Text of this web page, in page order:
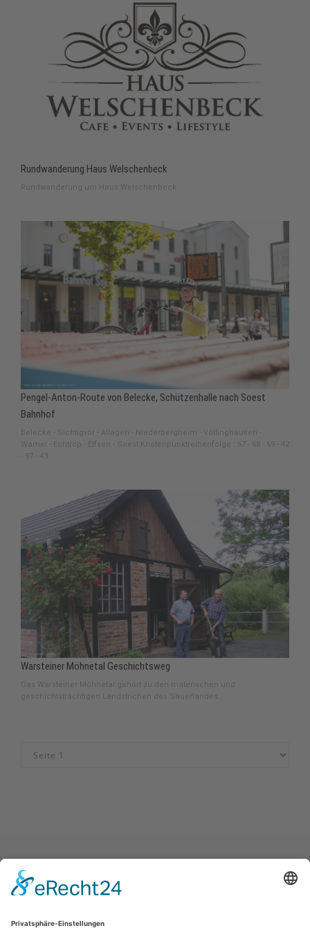
Rundwanderung Haus Welschenbeck
Rundwanderung um Haus Welschenbeck
Pengel-Anton-Route von Belecke, Schützenhalle nach Soest
Bahnhof
Belecke - Sichtigvor - Allagen - Niederbergheim - Völlinghausen -
Wamel - Echtrop - Elfsen - Soest Knotenpunktreihenfolge : 67 - 68 - 69 - 42
- 97 - 43
Warsteiner Möhnetal Geschichtsweg
Das Warsteiner Möhnetal gehört zu den malerischen und
geschichtsträchtigen Landstrichen des Sauerlandes.